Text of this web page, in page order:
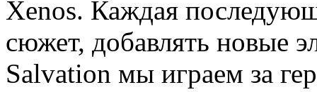
Xenos. Каждая
сюжет, добавлять новые
Salvation мы играем за